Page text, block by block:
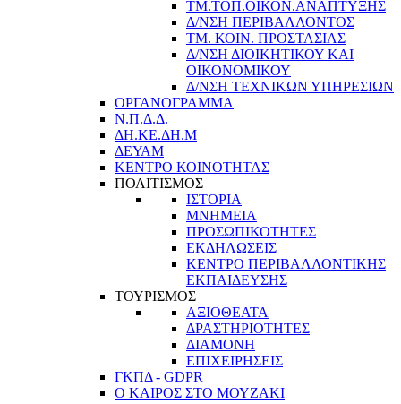
ΤΜ.ΤΟΠ.ΟΙΚΟΝ.ΑΝΑΠΤΥΞΗΣ
Δ/ΝΣΗ ΠΕΡΙΒΑΛΛΟΝΤΟΣ
ΤΜ. ΚΟΙΝ. ΠΡΟΣΤΑΣΙΑΣ
Δ/ΝΣΗ ΔΙΟΙΚΗΤΙΚΟΥ ΚΑΙ
ΟΙΚΟΝΟΜΙΚΟΥ
Δ/ΝΣΗ ΤΕΧΝΙΚΩΝ ΥΠΗΡΕΣΙΩΝ
ΟΡΓΑΝΟΓΡΑΜΜΑ
Ν.Π.Δ.Δ.
ΔΗ.ΚΕ.ΔΗ.Μ
ΔΕΥΑΜ
ΚΕΝΤΡΟ ΚΟΙΝΟΤΗΤΑΣ
ΠΟΛΙΤΙΣΜΟΣ
ΙΣΤΟΡΙΑ
ΜΝΗΜΕΙΑ
ΠΡΟΣΩΠΙΚΟΤΗΤΕΣ
ΕΚΔΗΛΩΣΕΙΣ
ΚΕΝΤΡΟ ΠΕΡΙΒΑΛΛΟΝΤΙΚΗΣ
ΕΚΠΑΙΔΕΥΣΗΣ
ΤΟΥΡΙΣΜΟΣ
ΑΞΙΟΘΕΑΤΑ
ΔΡΑΣΤΗΡΙΟΤΗΤΕΣ
ΔΙΑΜΟΝΗ
ΕΠΙΧΕΙΡΗΣΕΙΣ
ΓΚΠΔ - GDPR
Ο ΚΑΙΡΟΣ ΣΤΟ ΜΟΥΖΑΚΙ